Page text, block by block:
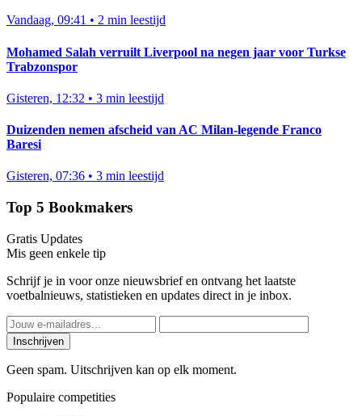
Vandaag, 09:41 • 2 min leestijd
Mohamed Salah verruilt Liverpool na negen jaar voor Turkse
Trabzonspor
Gisteren, 12:32 • 3 min leestijd
Duizenden nemen afscheid van AC Milan-legende Franco
Baresi
Gisteren, 07:36 • 3 min leestijd
Top 5 Bookmakers
Gratis Updates
Mis geen enkele tip
Schrijf je in voor onze nieuwsbrief en ontvang het laatste
voetbalnieuws, statistieken en updates direct in je inbox.
Inschrijven
Geen spam. Uitschrijven kan op elk moment.
Populaire competities